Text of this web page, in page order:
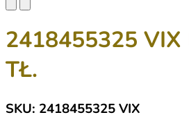
2418455325 VIX
TŁ.
SKU: 2418455325 VIX